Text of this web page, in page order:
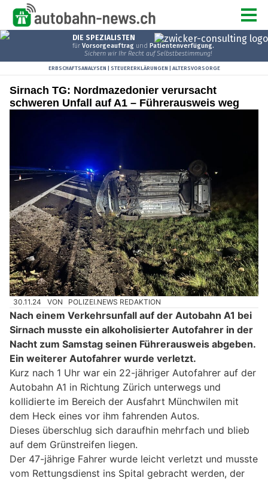
Sirnach TG: Nordmazedonier verursacht
schweren Unfall auf A1 – Führerausweis weg
30.11.24 VON POLIZEI.NEWS REDAKTION
Nach einem Verkehrsunfall auf der Autobahn A1 bei
Sirnach musste ein alkoholisierter Autofahrer in der
Nacht zum Samstag seinen Führerausweis abgeben.
Ein weiterer Autofahrer wurde verletzt.
Kurz nach 1 Uhr war ein 22-jähriger Autofahrer auf der
Autobahn A1 in Richtung Zürich unterwegs und
kollidierte im Bereich der Ausfahrt Münchwilen mit
dem Heck eines vor ihm fahrenden Autos.
Dieses überschlug sich daraufhin mehrfach und blieb
auf dem Grünstreifen liegen.
Der 47-jährige Fahrer wurde leicht verletzt und musste
vom Rettungsdienst ins Spital gebracht werden, der